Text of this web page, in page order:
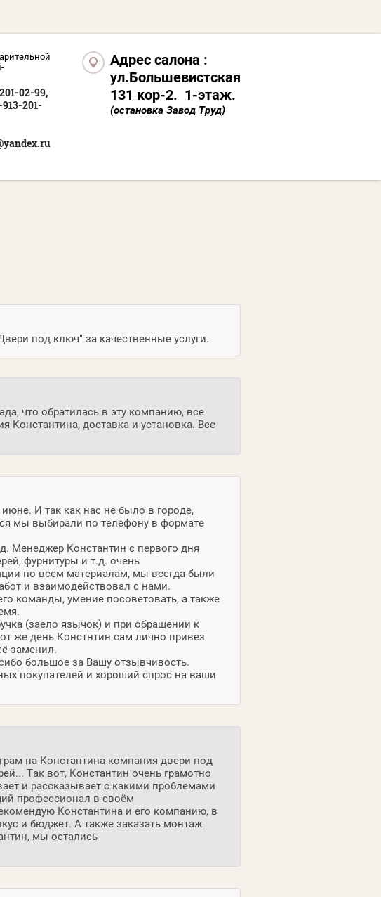
02-99,
201-
Адрес салона :
ул.Большевистская
131 кор-2. 1-этаж.
(остановка Завод Труд)
под ключ" за качественные услуги.
что обратилась в эту компанию, все
Константина, доставка и установка. Все
И так как нас не было в городе,
мы выбирали по телефону в формате
Менеджер Константин с первого дня
фурнитуры и т.д. очень
по всем материалам, мы всегда были
и взаимодействовал с нами.
команды, умение посоветовать, а также
(заело язычок) и при обращении к
же день Констнтин сам лично привез
заменил.
большое за Вашу отзывчивость.
покупателей и хороший спрос на ваши
на Константина компания двери под
Так вот, Константин очень грамотно
и рассказывает с какими проблемами
профессионал в своём
Константина и его компанию, в
и бюджет. А также заказать монтаж
мы остались